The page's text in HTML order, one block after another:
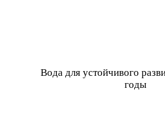
Вода для устойчивого
годы